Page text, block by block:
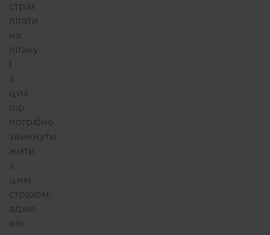
страх
літати
на
літаку.
І
з
цих
пір
потрібно
звикнути
жити
з
цим
страхом,
адже
він